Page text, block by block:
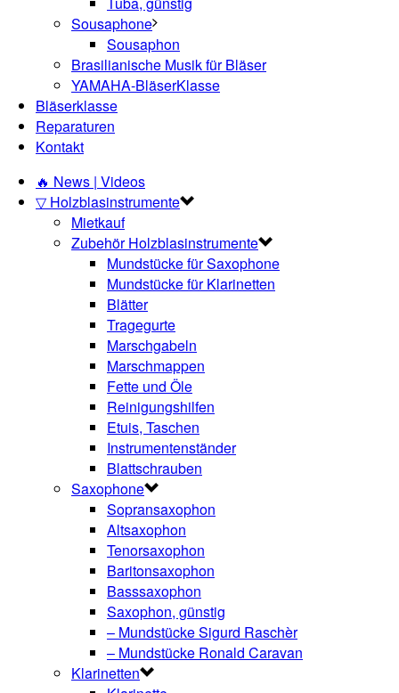
Sousaphone
Sousaphon
Brasilianische Musik für Bläser
YAMAHA-BläserKlasse
Bläserklasse
Reparaturen
Kontakt
🔥 News | Videos
▽ Holzblasinstrumente
Mietkauf
Zubehör Holzblasinstrumente
Mundstücke für Saxophone
Mundstücke für Klarinetten
Blätter
Tragegurte
Marschgabeln
Marschmappen
Fette und Öle
Reinigungshilfen
Etuis, Taschen
Instrumentenständer
Blattschrauben
Saxophone
Sopransaxophon
Altsaxophon
Tenorsaxophon
Baritonsaxophon
Basssaxophon
Saxophon, günstig
– Mundstücke Sigurd Raschèr
– Mundstücke Ronald Caravan
Klarinetten